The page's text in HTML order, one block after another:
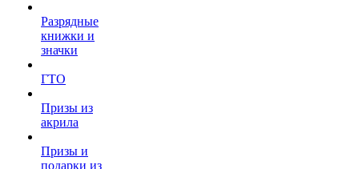
Разрядные
книжки и
значки
ГТО
Призы из
акрила
Призы и
подарки из